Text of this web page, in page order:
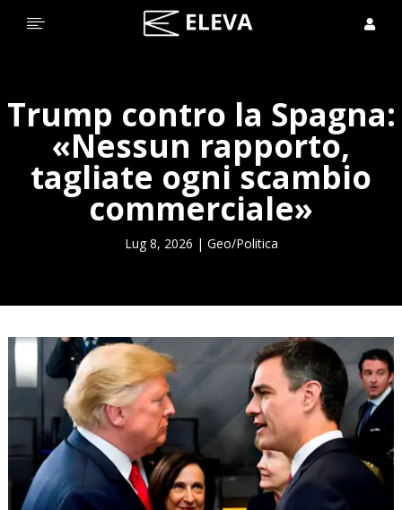
 
Trump contro la Spagna:
«Nessun rapporto,
tagliate ogni scambio
commerciale»
Lug 8, 2026 | Geo/Politica